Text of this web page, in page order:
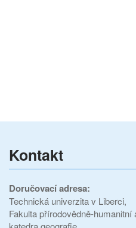
Kontakt
Doručovací adresa:
Technická univerzita v Liberci,
Fakulta přírodovědně-humanitní